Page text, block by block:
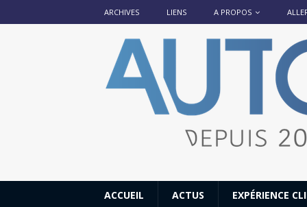
ARCHIVES LIENS A PROPOS
ACCUEIL ACTUS EXPÉRIENCE